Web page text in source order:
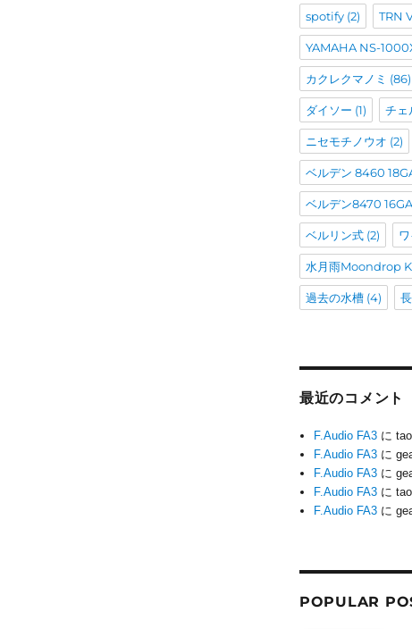
spotify(2) TRN
YAMAHA NS-
カクレクマノミ (86)
ダイソー (1) チェ
ニセモチノウオ (2)
ベルデン 8460
ベルデン8470 16GA
ベルリン式(2)
水月雨Moondrop
過去の水槽(4)
最近のコメント
F.Audio FA3 にtao
F.Audio FA3 に
F.Audio FA3 に
F.Audio FA3 にtao
F.Audio FA3 に
POPULAR